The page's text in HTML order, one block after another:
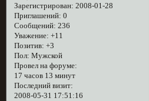
Зарегистрирован: 2008-01-28
Приглашений: 0
Сообщений: 236
Уважение: +11
Позитив: +3
Пол: Мужской
Провел на форуме:
17 часов 13 минут
Последний визит:
2008-05-31 17:51:16